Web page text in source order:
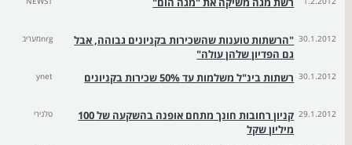
30.1.2012 "הרשתות טוענות שהשכירות בקניונים גבוהה, אבל
גם הפדיון שלהן עולה"
nrgמעריב
30.1.2012 רשתות בינ"ל משלמות עד 50% שכירות בקניונים ynet
29.1.2012
קניון רחובות חונך מתחם אופנה בהשקעה של 100
מיליון שקל
טלנירי